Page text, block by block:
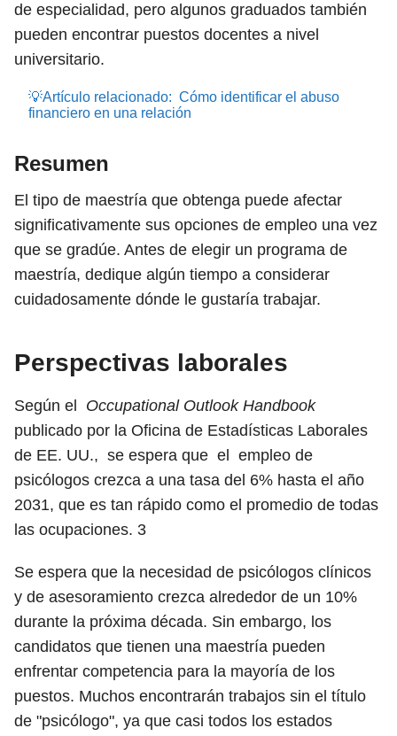
de especialidad, pero algunos graduados también
pueden encontrar puestos docentes a nivel
universitario.
💡Artículo relacionado: Cómo identificar el abuso
financiero en una relación
Resumen
El tipo de maestría que obtenga puede afectar
significativamente sus opciones de empleo una vez
que se gradúe. Antes de elegir un programa de
maestría, dedique algún tiempo a considerar
cuidadosamente dónde le gustaría trabajar.
Perspectivas laborales
Según el Occupational Outlook Handbook
publicado por la Oficina de Estadísticas Laborales
de EE. UU., se espera que el empleo de
psicólogos crezca a una tasa del 6% hasta el año
2031, que es tan rápido como el promedio de todas
las ocupaciones. 3
Se espera que la necesidad de psicólogos clínicos
y de asesoramiento crezca alrededor de un 10%
durante la próxima década. Sin embargo, los
candidatos que tienen una maestría pueden
enfrentar competencia para la mayoría de los
puestos. Muchos encontrarán trabajos sin el título
de "psicólogo", ya que casi todos los estados